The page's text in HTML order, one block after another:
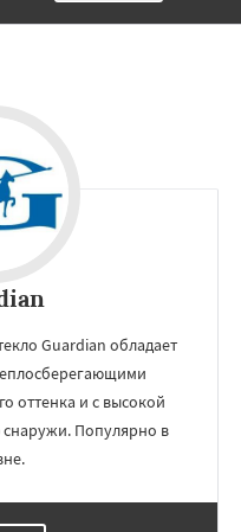
Лесной Городок
Малаховка
Монино
Нахабино
Guardian обладает
оттенка и с высокой
снаружи. Популярно в